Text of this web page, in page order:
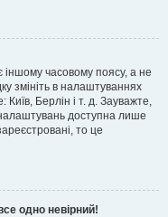
іншому часовому поясу, а не
змініть в налаштуваннях
Берлін і т. д. Зауважте,
доступна лише
то це
одно невірний!